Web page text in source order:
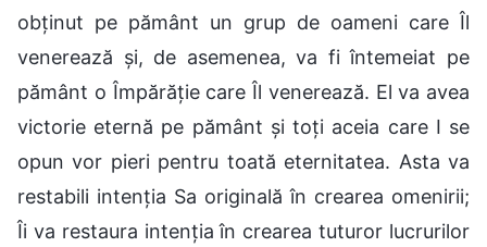
obținut pe pământ un grup de oameni care Îl
venerează și, de asemenea, va fi întemeiat pe
pământ o Împărăție care Îl venerează. El va avea
victorie eternă pe pământ și toți aceia care I se
opun vor pieri pentru toată eternitatea. Asta va
restabili intenția Sa originală în crearea omenirii;
Îi va restaura intenția în crearea tuturor lucrurilor